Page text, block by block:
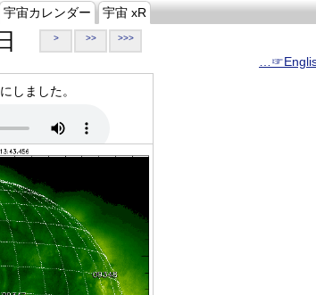
宇宙カレンダー 宇宙 xR
> >> >>>
にしました。